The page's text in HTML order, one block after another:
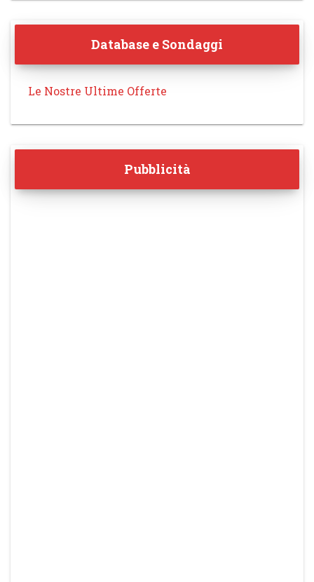
Database e Sondaggi
Le Nostre Ultime Offerte
Pubblicità